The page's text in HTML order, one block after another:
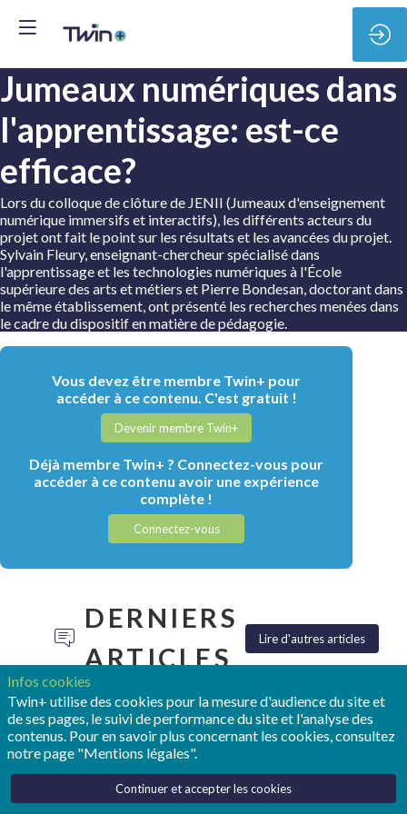
Jumeaux numériques dans
l'apprentissage: est-ce
efficace?
Lors du colloque de clôture de JENII (Jumeaux d'enseignement
numérique immersifs et interactifs), les différents acteurs du
projet ont fait le point sur les résultats et les avancées du projet.
Sylvain Fleury, enseignant-chercheur spécialisé dans
l'apprentissage et les technologies numériques à l'École
supérieure des arts et métiers et Pierre Bondesan, doctorant dans
le même établissement, ont présenté les recherches menées dans
le cadre du dispositif en matière de pédagogie.
Vous devez être membre Twin+ pour
accéder à ce contenu. C'est gratuit !
Devenir membre Twin+
Déjà membre Twin+ ? Connectez-vous pour
accéder à ce contenu avoir une expérience
complète !
Connectez-vous
DERNIERS
ARTICLES
Lire d'autres articles
HEMMELGARN:
POUR
OPMOBILITY,
REALIZE
LIVE :
Infos cookies
Twin+ utilise des cookies pour la mesure d'audience du site et
de ses pages, le suivi de performance du site et l'analyse des
contenus. Pour en savoir plus concernant les cookies, consultez
notre page "Mentions légales".
Continuer et accepter les cookies